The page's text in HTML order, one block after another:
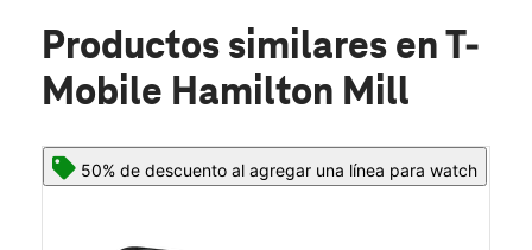
Productos similares en T-
Mobile Hamilton Mill
50% de descuento al agregar una línea para watch